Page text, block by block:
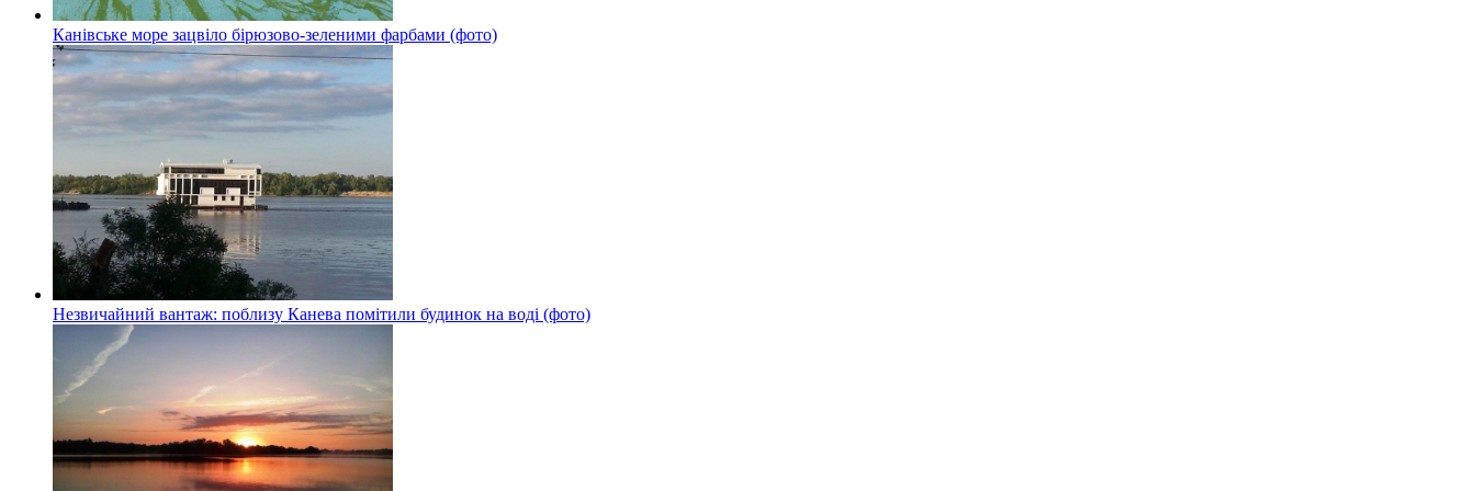
Канівське море зацвіло бірюзово-зеленими фарбами (фото)
Незвичайний вантаж: поблизу Канева помітили будинок на воді (фото)